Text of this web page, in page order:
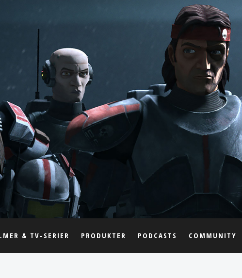
& TV-SERIER PRODUKTER PODCASTS COMMUNITY